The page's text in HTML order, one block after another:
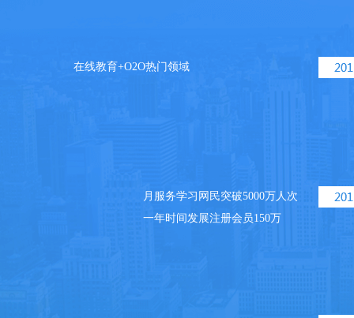
在线教育+O2O热门领域
月服务学习网民突破5000万人次
一年时间发展注册会员150万